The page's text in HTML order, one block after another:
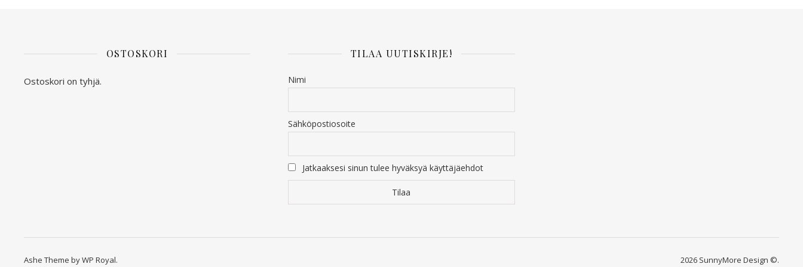
OSTOSKORI
Ostoskori on tyhjä.
TILAA UUTISKIRJE!
Nimi
Sähköpostiosoite
Jatkaaksesi sinun tulee hyväksyä käyttäjäehdot
2026 SunnyMore Design ©.
Ashe Theme byWP Royal.